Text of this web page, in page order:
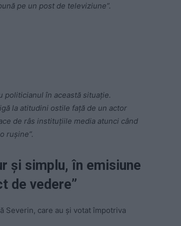
pe un post de televiziune”.
politicianul în această situaţie.
la atitudini ostile faţă de un actor
de râs instituţiile media atunci când
ruşine”.
şi simplu, în emisiune
de vedere”
Severin, care au şi votat împotriva